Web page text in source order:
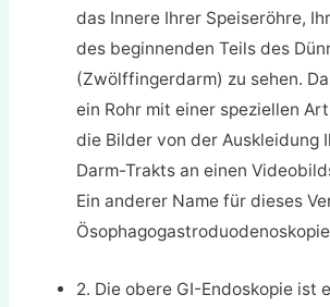
das Innere Ihrer Speiseröhre,
des beginnenden Teils des
(Zwölffingerdarm) zu sehen.
ein Rohr mit einer speziellen
die Bilder von der Auskleidung
Darm-Trakts an einen
Ein anderer Name für dieses
2. Die obere GI-Endoskopie ist